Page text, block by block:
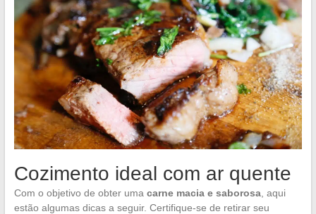
Cozimento ideal com ar quente
Com o objetivo de obter uma carne macia e saborosa, aqui
estão algumas dicas a seguir. Certifique-se de retirar seu